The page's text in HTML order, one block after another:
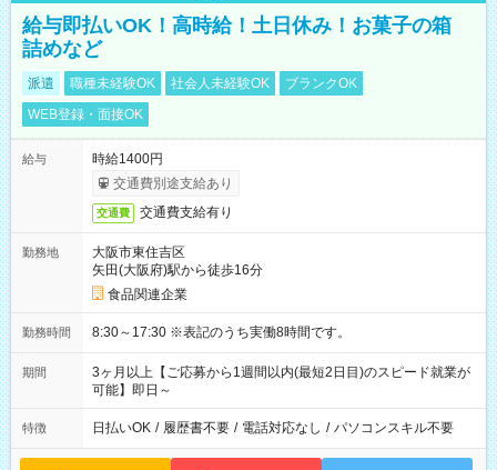
給与即払いOK！高時給！土日休み！お菓子の箱
詰めなど
派遣 職種未経験OK 社会人未経験OK
ブランクOK
WEB登録・面接OK
給与
時給1400円
交通費別途支給あり
交通費 交通費支給有り
勤務地
大阪市東住吉区
矢田(大阪府)駅から徒歩16分
食品関連企業
勤務時間 8:30～17:30 ※表記のうち実働8時間です。
期間
3ヶ月以上【ご応募から1週間以内(最短2日目)のスピード就業が
可能】即日～
特徴 日払いOK / 履歴書不要 / 電話対応なし / パソコンスキル不要